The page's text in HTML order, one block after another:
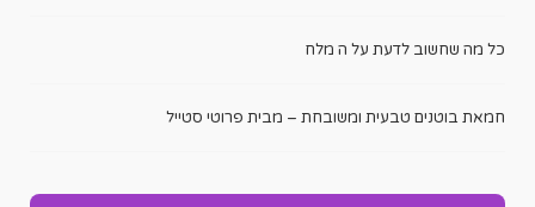
כל מה שחשוב לדעת על ה מלח
חמאת בוטנים טבעית ומשובחת – מבית פרוטי סטייל